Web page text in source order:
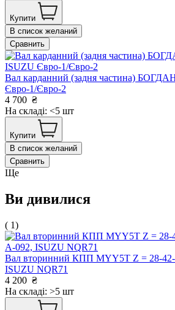
Купити
В список желаний
Сравнить
Вал карданний (задня частина)
Євро-1/Євро-2
4 700 ₴
На складі: <5 шт
Купити
В список желаний
Сравнить
Ще
Ви дивилися
( 1)
Вал вторинний КПП MYY5T Z = 28-
ISUZU NQR71
4 200 ₴
На складі: >5 шт